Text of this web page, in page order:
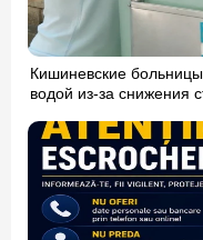
Кишиневские
водой из-за снижения